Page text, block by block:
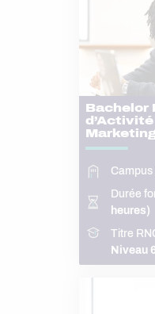
Bachelor
Campus
Durée
heures)
Titre
Niveau